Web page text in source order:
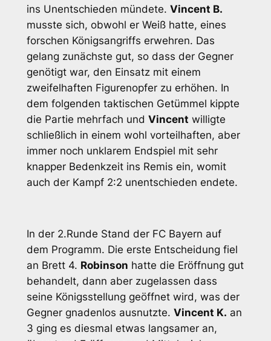
ins Unentschieden mündete. Vincent B.
musste sich, obwohl er Weiß hatte, eines
forschen Königsangriffs erwehren. Das
gelang zunächste gut, so dass der Gegner
genötigt war, den Einsatz mit einem
zweifelhaften Figurenopfer zu erhöhen. In
dem folgenden taktischen Getümmel kippte
die Partie mehrfach und Vincent willigte
schließlich in einem wohl vorteilhaften, aber
immer noch unklarem Endspiel mit sehr
knapper Bedenkzeit ins Remis ein, womit
auch der Kampf 2:2 unentschieden endete.
In der 2.Runde Stand der FC Bayern auf
dem Programm. Die erste Entscheidung fiel
an Brett 4. Robinson hatte die Eröffnung gut
behandelt, dann aber zugelassen dass
seine Königsstellung geöffnet wird, was der
Gegner gnadenlos ausnutzte. Vincent K. an
3 ging es diesmal etwas langsamer an,